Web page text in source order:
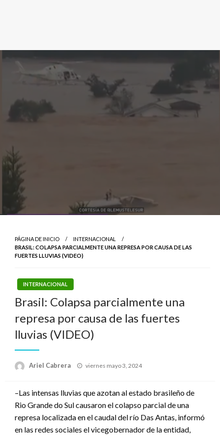
PÁGINA DE INICIO
INTERNACIONAL
BRASIL: COLAPSA PARCIALMENTE UNA REPRESA POR CAUSA DE LAS
FUERTES LLUVIAS (VIDEO)
INTERNACIONAL
Brasil: Colapsa parcialmente una
represa por causa de las fuertes
lluvias (VIDEO)
Ariel Cabrera
Publicado
viernes mayo 3, 2024
–Las intensas lluvias que azotan al estado brasileño de
Rio Grande do Sul causaron el colapso parcial de una
represa localizada en el caudal del río Das Antas, informó
en las redes sociales el vicegobernador de la entidad,